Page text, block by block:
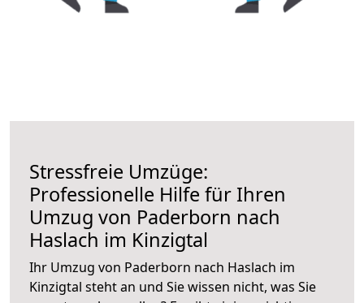
Stressfreie Umzüge:
Professionelle Hilfe für Ihren
Umzug von Paderborn nach
Haslach im Kinzigtal
Ihr Umzug von Paderborn nach Haslach im
Kinzigtal steht an und Sie wissen nicht, was Sie